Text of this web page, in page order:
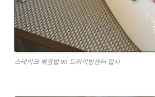
스테이크 볶음밥 on 드라이빙센터 접시